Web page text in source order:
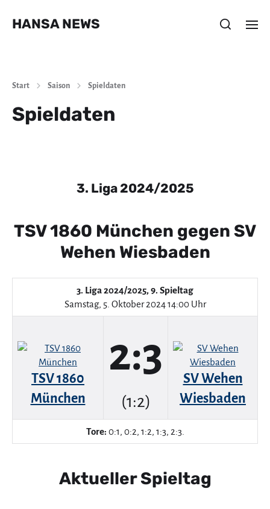
HANSA NEWS
Start Saison Spieldaten
Spieldaten
3. Liga 2024/2025
TSV 1860 München gegen SV
Wehen Wiesbaden
3. Liga 2024/2025, 9. Spieltag
Samstag, 5. Oktober 2024 14:00 Uhr
TSV 1860
München
2:3
(1:2)
SV Wehen
Wiesbaden
Tore: 0:1, 0:2, 1:2, 1:3, 2:3.
Aktueller Spieltag